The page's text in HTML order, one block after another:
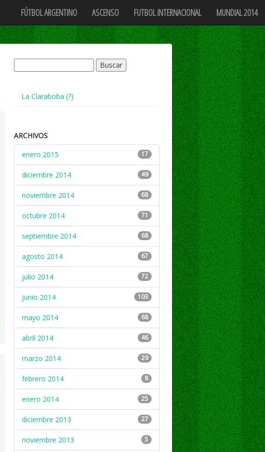
FÚTBOL ARGENTINO ASCENSO FUTBOL INTERNACIONAL MUNDIAL 2014
La Claraboba (?)
ARCHIVOS
enero 2015
17
diciembre 2014 49
noviembre 2014 68
octubre 2014 71
septiembre 2014 68
agosto 2014 67
julio 2014 72
junio 2014 103
mayo 2014 68
abril 2014 46
marzo 2014 29
febrero 2014 8
enero 2014 25
diciembre 2013 27
noviembre 2013 5